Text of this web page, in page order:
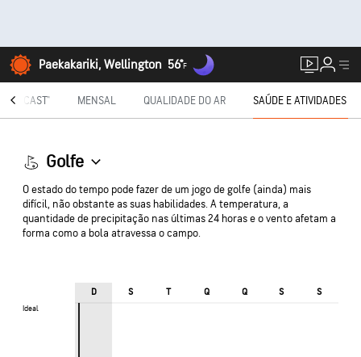
Paekakariki, Wellington 56°F
MENSAL QUALIDADE DO AR SAÚDE E ATIVIDADES
Golfe
O estado do tempo pode fazer de um jogo de golfe (ainda) mais
difícil, não obstante as suas habilidades. A temperatura, a
quantidade de precipitação nas últimas 24 horas e o vento afetam a
forma como a bola atravessa o campo.
Ideal
D S T Q Q S S
Ideal